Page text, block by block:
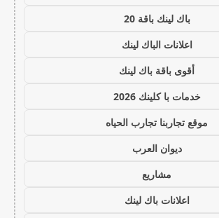
باك لينك باقة 20
اعلانات الباك لينك
أقوى باقة باك لينك
خدمات با كلينك 2026
موقع تجاربنا تجارب الحياه
ديوان العرب
مشاريع
اعلانات باك لينك